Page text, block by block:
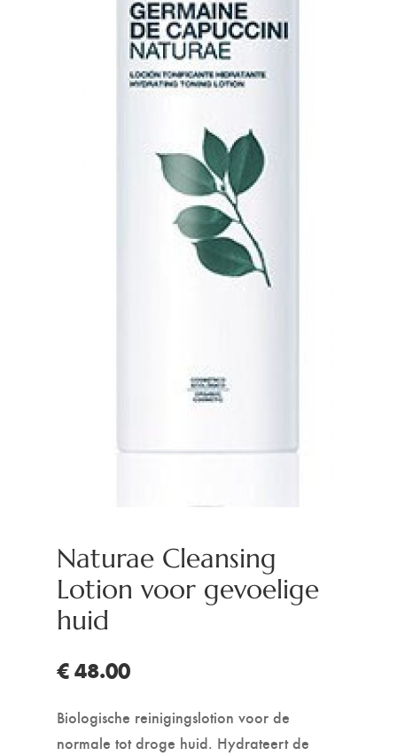
Naturae Cleansing
Lotion voor gevoelige
huid
€ 48.00
Biologische reinigingslotion voor de
normale tot droge huid. Hydrateert de